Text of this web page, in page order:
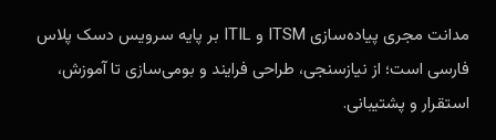
مدانت مجری پیاده‌سازی ITSM و ITIL بر پایه سرویس دسک پلاس
فارسی است؛ از نیازسنجی، طراحی فرایند و بومی‌سازی تا آموزش،
استقرار و پشتیبانی.